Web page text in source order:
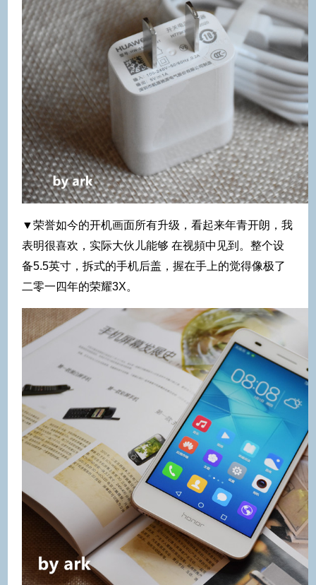
▼荣誉如今的开机画面所有升级，看起来年青开朗，我
表明很喜欢，实际大伙儿能够 在视頻中见到。整个设
备5.5英寸，拆式的手机后盖，握在手上的觉得像极了
二零一四年的荣耀3X。